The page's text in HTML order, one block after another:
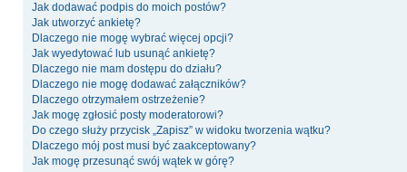
Jak dodawać podpis do moich postów?
Jak utworzyć ankietę?
Dlaczego nie mogę wybrać więcej opcji?
Jak wyedytować lub usunąć ankietę?
Dlaczego nie mam dostępu do działu?
Dlaczego nie mogę dodawać załączników?
Dlaczego otrzymałem ostrzeżenie?
Jak mogę zgłosić posty moderatorowi?
Do czego służy przycisk „Zapisz” w widoku tworzenia wątku?
Dlaczego mój post musi być zaakceptowany?
Jak mogę przesunąć swój wątek w górę?